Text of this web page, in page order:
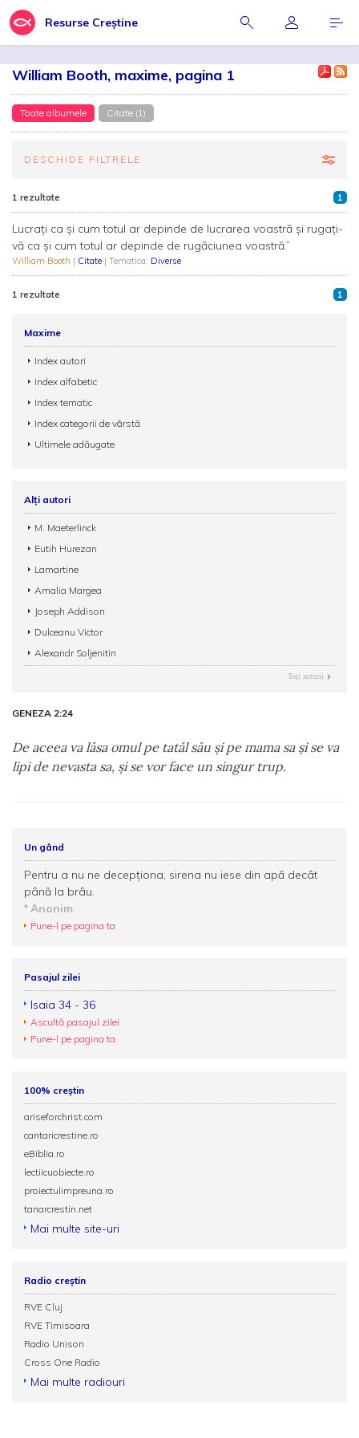
Resurse Creștine
William Booth, maxime, pagina 1
Toate albumele Citate (1)
DESCHIDE FILTRELE
1 rezultate 1
Lucrați ca și cum totul ar depinde de lucrarea voastră și rugați-
vă ca și cum totul ar depinde de rugăciunea voastră.”
William Booth | Citate | Tematica: Diverse
1 rezultate 1
Maxime
Index autori
Index alfabetic
Index tematic
Index categorii de vârstă
Ultimele adăugate
Alți autori
M. Maeterlinck
Eutih Hurezan
Lamartine
Amalia Margea
Joseph Addison
Dulceanu Victor
Alexandr Soljenitin
Toţi autorii
GENEZA 2:24
De aceea va lăsa omul pe tatăl său şi pe mama sa şi se va
lipi de nevasta sa, şi se vor face un singur trup.
Un gând
Pentru a nu ne decepţiona, sirena nu iese din apă decât
până la brâu.
Anonim
Pune-l pe pagina ta
Pasajul zilei
Isaia 34 - 36
Ascultă pasajul zilei
Pune-l pe pagina ta
100% creștin
ariseforchrist.com
cantaricrestine.ro
eBiblia.ro
lectiicuobiecte.ro
proiectulimpreuna.ro
tanarcrestin.net
Mai multe site-uri
Radio creștin
RVE Cluj
RVE Timisoara
Radio Unison
Cross One Radio
Mai multe radiouri